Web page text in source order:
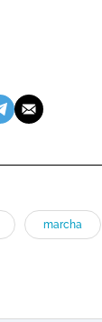
marcha